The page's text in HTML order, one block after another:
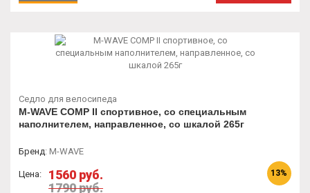
Седло для велосипеда
M-WAVE COMP II спортивное, со специальным
наполнителем, направленное, со шкалой 265г
Бренд: M-WAVE
Цена:
1560 руб.
1790 руб.
13%